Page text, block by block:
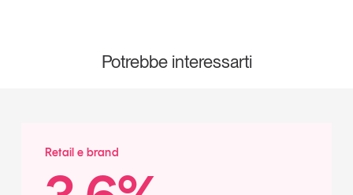
Potrebbe interessarti
Retail e brand